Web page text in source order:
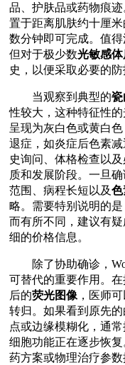
品、护肤品或药物痕
置于距离肌肤约十厘
数分钟即可完成。值
但对于极少数光敏感体
史，以便采取必要的防
当观察到典型的
性较大，这种特征性
呈现为灰白色或黄白
退症，如炎症后色素
史询问、体格检查以
质和发展阶段。一旦
范围、病程长短以及
略。需要特别说明的
而有所不同，建议有
细的价格信息。
除了协助确诊，
可替代的重要作用。
后的荧光图像 ，医师
转归。如果看到原先
点或边缘模糊化，通
细胞功能正在逐步恢
药方案或物理治疗参